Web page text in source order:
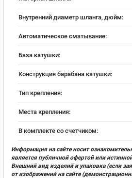
Внутренний диаметр шланга, дюйм:
Автоматическое сматывание:
База катушки:
Конструкция барабана катушки:
Тип крепления:
Места крепления:
В комплекте со счетчиком:
Информация на сайте носит
является публичной офертой или
Внешний вид изделий и упаковка (если
от изображений на сайте